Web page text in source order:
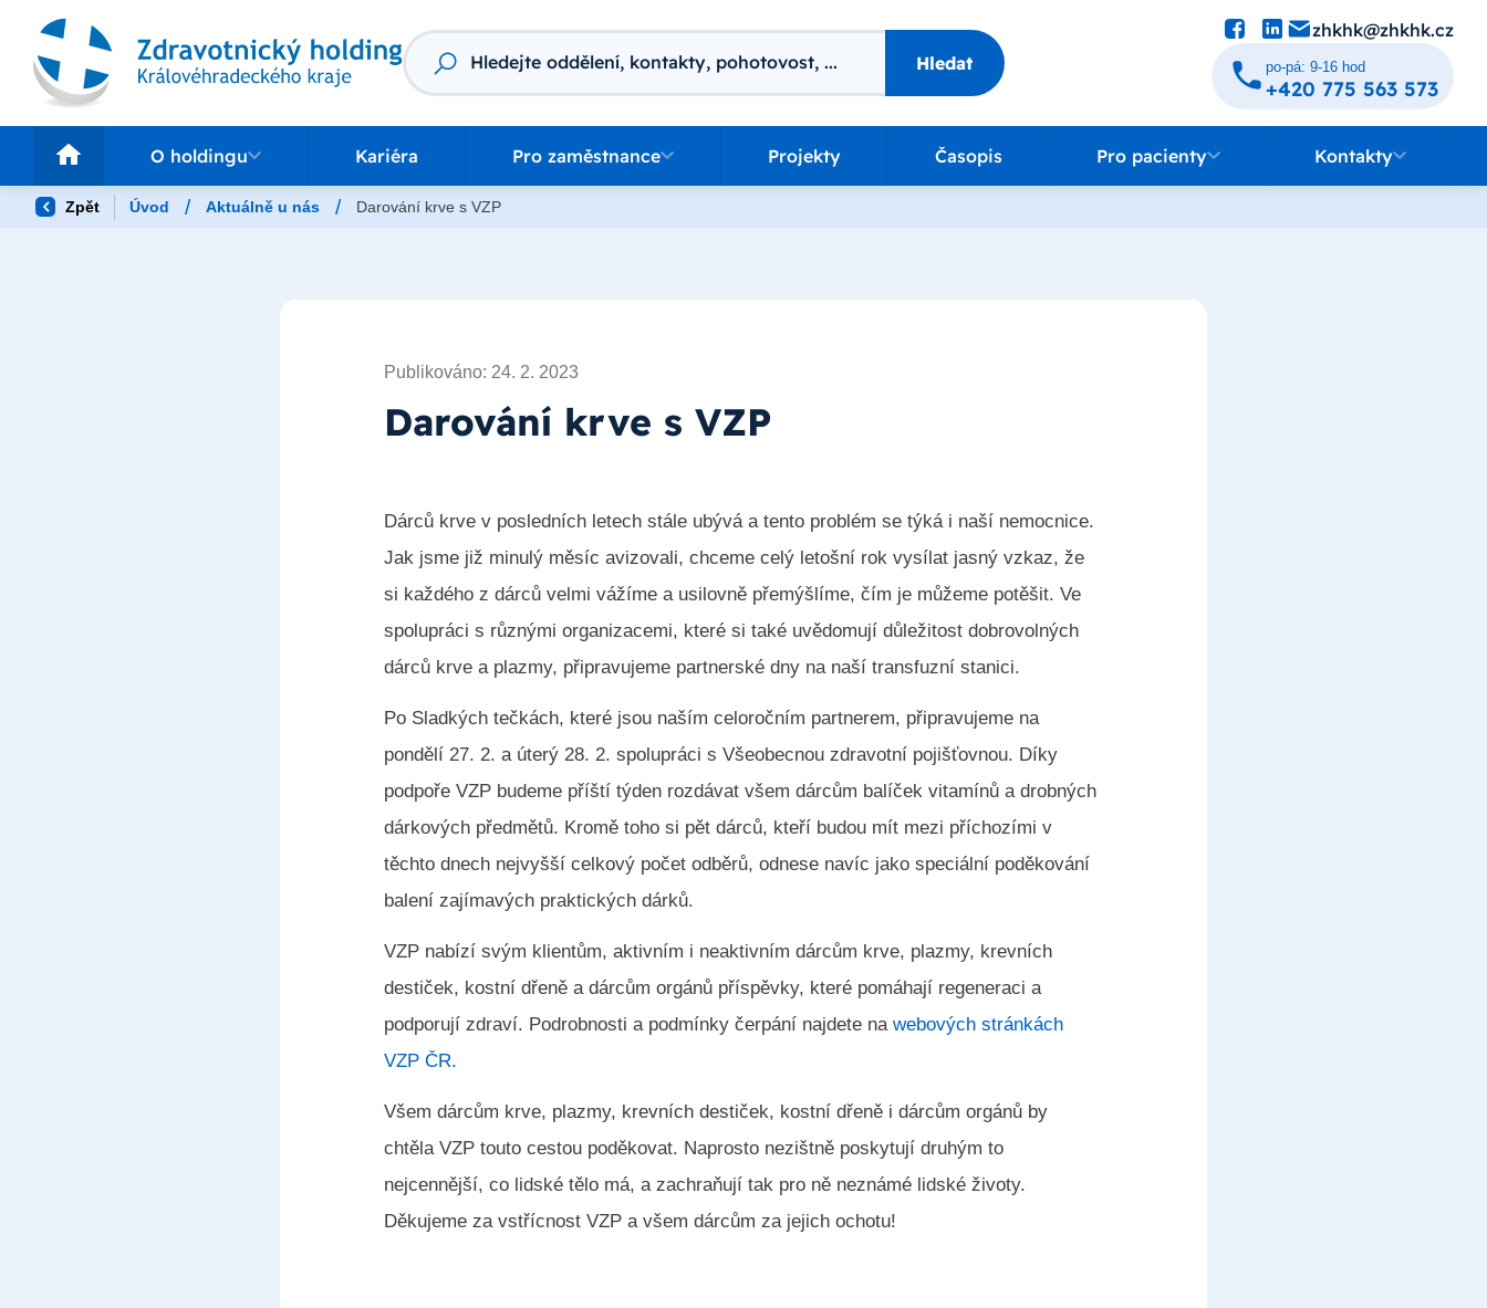
Vyhledávání
Hledat
zhkhk@zhkhk.cz
po-pá: 9-16 hod
+420 775 563 573
O holdingu Kariéra Pro zaměstnance Projekty Časopis Pro pacienty Kontakty
Zpět Úvod / Aktuálně u nás / Darování krve s VZP
Publikováno: 24. 2. 2023
Darování krve s VZP
Dárců krve v posledních letech stále ubývá a tento problém se týká i naší nemocnice.
Jak jsme již minulý měsíc avizovali, chceme celý letošní rok vysílat jasný vzkaz, že
si každého z dárců velmi vážíme a usilovně přemýšlíme, čím je můžeme potěšit. Ve
spolupráci s různými organizacemi, které si také uvědomují důležitost dobrovolných
dárců krve a plazmy, připravujeme partnerské dny na naší transfuzní stanici.
Po Sladkých tečkách, které jsou naším celoročním partnerem, připravujeme na
pondělí 27. 2. a úterý 28. 2. spolupráci s Všeobecnou zdravotní pojišťovnou. Díky
podpoře VZP budeme příští týden rozdávat všem dárcům balíček vitamínů a drobných
dárkových předmětů. Kromě toho si pět dárců, kteří budou mít mezi příchozími v
těchto dnech nejvyšší celkový počet odběrů, odnese navíc jako speciální poděkování
balení zajímavých praktických dárků.
VZP nabízí svým klientům, aktivním i neaktivním dárcům krve, plazmy, krevních
destiček, kostní dřeně a dárcům orgánů příspěvky, které pomáhají regeneraci a
podporují zdraví. Podrobnosti a podmínky čerpání najdete nawebových stránkách
VZP ČR.
Všem dárcům krve, plazmy, krevních destiček, kostní dřeně i dárcům orgánů by
chtěla VZP touto cestou poděkovat. Naprosto nezištně poskytují druhým to
nejcennější, co lidské tělo má, a zachraňují tak pro ně neznámé lidské životy.
Děkujeme za vstřícnost VZP a všem dárcům za jejich ochotu!